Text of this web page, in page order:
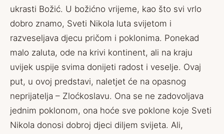
ukrasti Božić. U božićno vrijeme, kao što svi vrlo
dobro znamo, Sveti Nikola luta svijetom i
razveseljava djecu pričom i poklonima. Ponekad
malo zaluta, ode na krivi kontinent, ali na kraju
uvijek uspije svima donijeti radost i veselje. Ovaj
put, u ovoj predstavi, naletjet će na opasnog
neprijatelja – Zloćkoslavu. Ona se ne zadovoljava
jednim poklonom, ona hoće sve poklone koje Sveti
Nikola donosi dobroj djeci diljem svijeta. Ali,